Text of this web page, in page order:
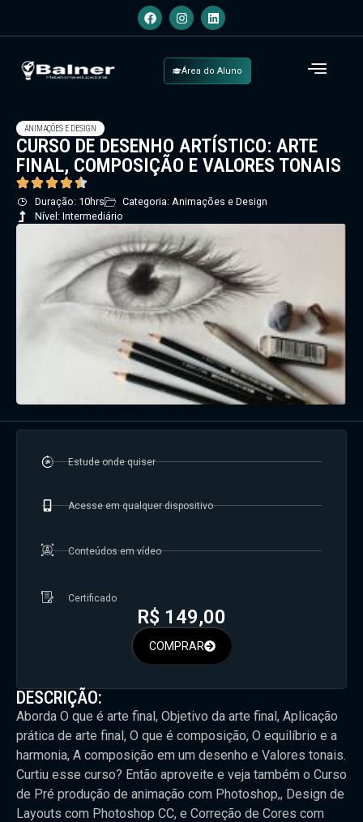
Área do Aluno
ANIMAÇÕES E DESIGN
CURSO DE DESENHO ARTÍSTICO: ARTE
FINAL, COMPOSIÇÃO E VALORES TONAIS
Duração: 10hrs
Categoria: Animações e Design
Nível: Intermediário
DESCRIÇÃO:
Aborda O que é arte final, Objetivo da arte final, Aplicação
prática de arte final, O que é composição, O equilíbrio e a
harmonia, A composição em um desenho e Valores tonais.
Curtiu esse curso? Então aproveite e veja também o Curso
de Pré produção de animação com Photoshop,, Design de
Layouts com Photoshop CC, e Correção de Cores com
Estude onde quiser
Acesse em qualquer dispositivo
Conteúdos em vídeo
Certificado
R$ 149,00
COMPRAR